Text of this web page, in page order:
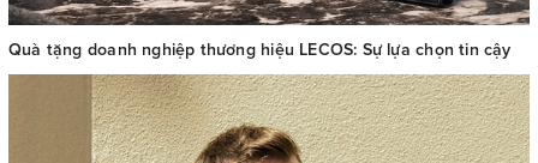
Quà tặng doanh nghiệp thương hiệu LECOS: Sự lựa chọn tin cậy